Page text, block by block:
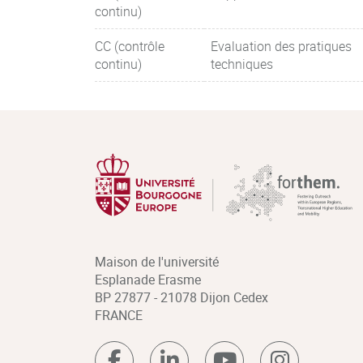
continu)
CC (contrôle
continu)
Evaluation des pratiques
techniques
Maison de l'université
Esplanade Erasme
BP 27877 - 21078 Dijon Cedex
FRANCE